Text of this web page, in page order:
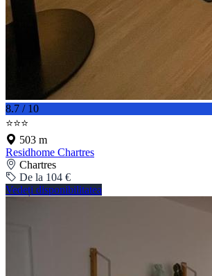
8.7 / 10
⭐⭐⭐
503 m
Residhome Chartres
Chartres
De la 104 €
Vedeți disponibilitatea